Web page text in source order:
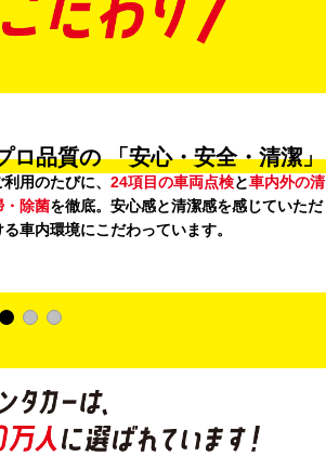
ロ品質の 「安心・安全・清潔」
利用のたびに、 24項目の車両点検と車内外の清
・除菌を徹底。安心感と清潔感を感じていただ
る車内環境にこだわっています。